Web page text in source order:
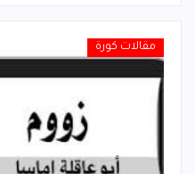
مقالات كورة